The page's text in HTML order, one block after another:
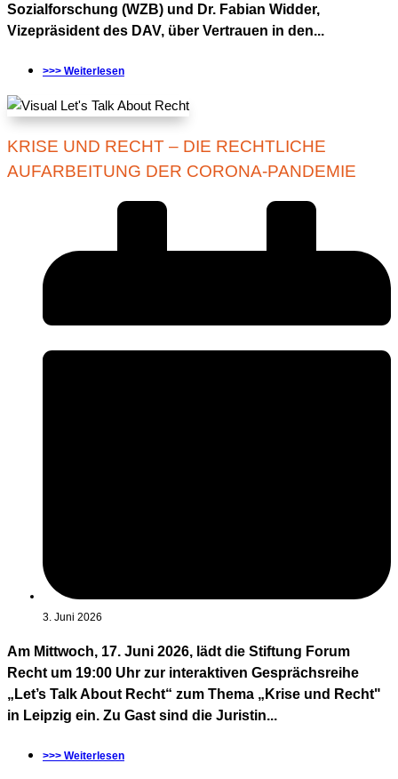
Sozialforschung (WZB) und Dr. Fabian Widder,
Vizepräsident des DAV, über Vertrauen in den...
>>> Weiterlesen
KRISE UND RECHT – DIE RECHTLICHE
AUFARBEITUNG DER CORONA-PANDEMIE
3. Juni 2026
Am Mittwoch, 17. Juni 2026, lädt die Stiftung Forum
Recht um 19:00 Uhr zur interaktiven Gesprächsreihe
„Let’s Talk About Recht“ zum Thema „Krise und Recht"
in Leipzig ein. Zu Gast sind die Juristin...
>>> Weiterlesen